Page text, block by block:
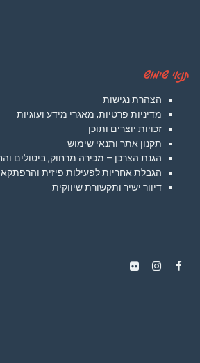
תנאי שימוש
הצהרת נגישות
מדיניות פרטיות, מאגרי מידע ועוגיות
זכויות יוצרים ותוכן
תקנון אתר ותנאי שימוש
הגנת הצרכן – מכירה מרחוק, ביטולים
הגבלת אחריות לפעילות פיזית
דיוור ישיר ותקשורת שיווקית